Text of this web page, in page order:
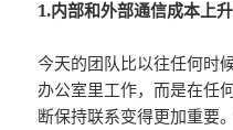
1.内部和外部通信成本上升
今天的团队比以往任何时
办公室里工作，而是在任
断保持联系变得更加重要